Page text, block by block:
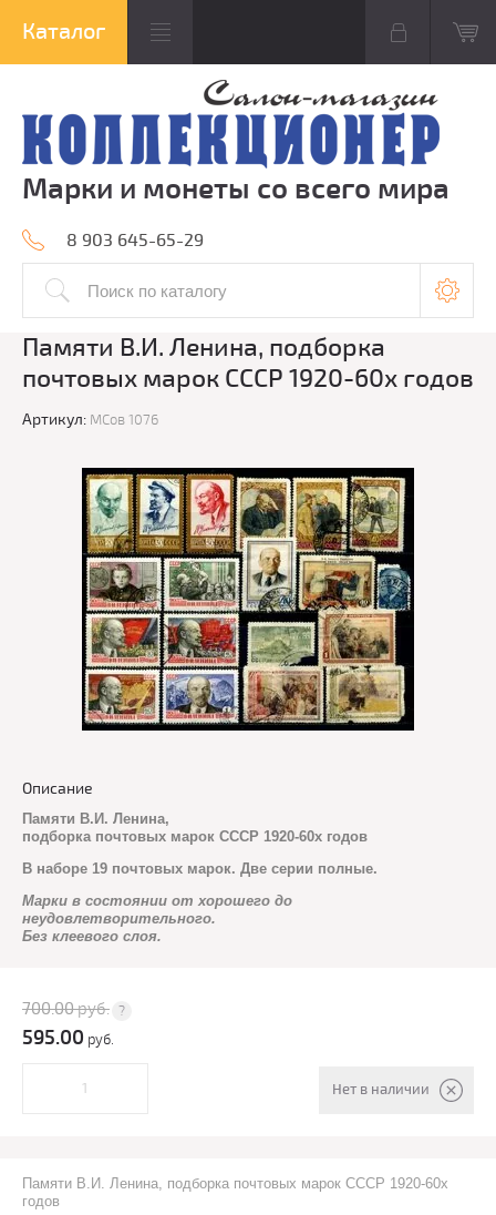
Марки и монеты со всего мира
8 903 645-65-29
Памяти В.И. Ленина, подборка
почтовых марок СССР 1920-60х годов
Артикул: МСов 1076
Описание
Памяти В.И. Ленина,
подборка почтовых марок СССР 1920-60х годов
В наборе 19 почтовых марок. Две серии полные.
Марки в состоянии от хорошего до
неудовлетворительного.
Без клеевого слоя.
700.00руб.
595.00 руб.
Нет в наличии
Памяти В.И. Ленина, подборка почтовых марок СССР 1920-60х
годов